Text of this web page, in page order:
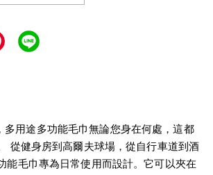
多用途多功能毛巾無論您身在何處，這都
從健身房到高爾夫球場，從自行車道到酒
毛巾專為日常使用而設計。它可以夾在